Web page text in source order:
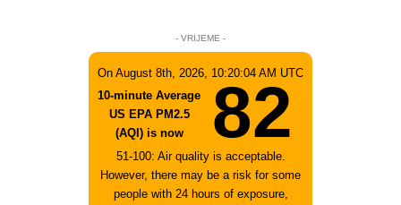
- VRIJEME -
On August 8th, 2026, 10:20:04 AM UTC
10-minute Average
US EPA PM2.5
(AQI) is now
82
51-100: Air quality is acceptable.
However, there may be a risk for some
people with 24 hours of exposure,